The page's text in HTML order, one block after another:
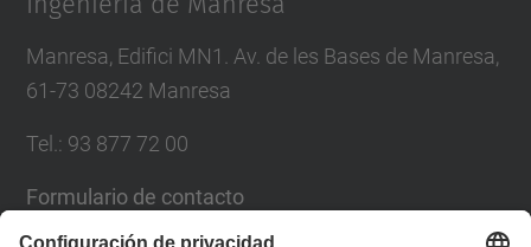
Manresa, Edifici MN1. Av. de les Bases de Manresa,
61-73 08242 Manresa
Tel.: 93 877 72 00
Formulario de contacto